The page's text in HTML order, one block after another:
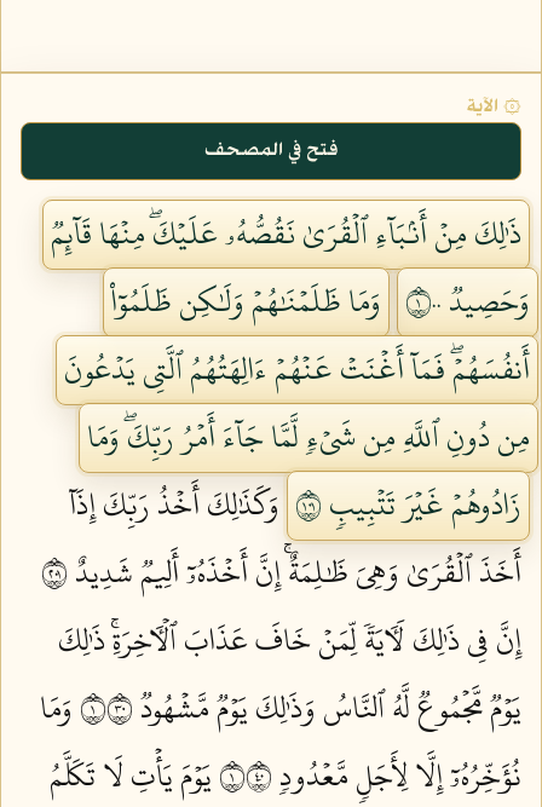
۞ الآية
فتح في المصحف
ذَٰلِكَ مِنۡ أَنۢبَآءِ ٱلۡقُرَىٰ نَقُصُّهُۥ عَلَيۡكَۖ مِنۡهَا قَآئِمٞ
وَحَصِيدٞ ١٠٠
وَمَا ظَلَمۡنَٰهُمۡ وَلَٰكِن ظَلَمُوٓاْ
أَنفُسَهُمۡۖ فَمَآ أَغۡنَتۡ عَنۡهُمۡ ءَالِهَتُهُمُ ٱلَّتِي يَدۡعُونَ
مِن دُونِ ٱللَّهِ مِن شَيۡءٖ لَّمَّا جَآءَ أَمۡرُ رَبِّكَۖ وَمَا
زَادُوهُمۡ غَيۡرَ تَتۡبِيبٖ ١٠١
وَكَذَٰلِكَ أَخۡذُ رَبِّكَ إِذَآ
أَخَذَ ٱلۡقُرَىٰ وَهِيَ ظَٰلِمَةٌۚ إِنَّ أَخۡذَهُۥٓ أَلِيمٞ شَدِيدٌ ١٠٢
إِنَّ فِي ذَٰلِكَ لَأٓيَةٗ لِّمَنۡ خَافَ عَذَابَ ٱلۡأٓخِرَةِۚ ذَٰلِكَ
يَوۡمٞ مَّجۡمُوعٞ لَّهُ ٱلنَّاسُ وَذَٰلِكَ يَوۡمٞ مَّشۡهُودٞ ١٠٣
وَمَا
نُؤَخِّرُهُۥٓ إِلَّا لِأَجَلٖ مَّعۡدُودٖ ١٠٤
يَوۡمَ يَأۡتِ لَا تَكَلَّمُ